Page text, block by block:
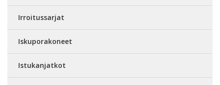
Irroitussarjat
Iskuporakoneet
Istukanjatkot